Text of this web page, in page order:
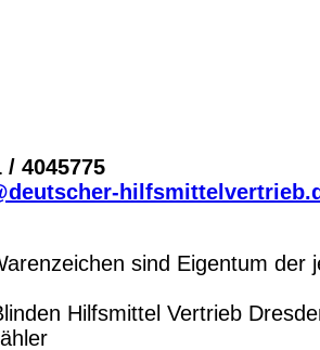
/ 4045775
sind Eigentum
Hilfsmittel Vertrieb